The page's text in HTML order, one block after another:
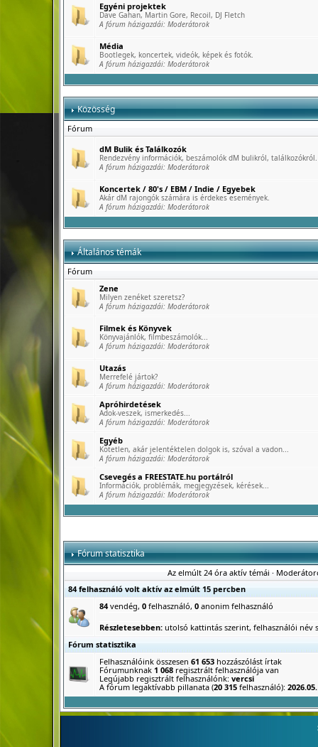
Egyéni projektek
Dave Gahan, Martin Gore, Recoil, DJ Fletch
A fórum házigazdái: Moderátorok
Média
Bootlegek, koncertek, videók, képek és fotók.
A fórum házigazdái: Moderátorok
Közösség
Fórum
dM Bulik és Találkozók
Rendezvény információk, beszámolók dM bulikról, találkozókról.
A fórum házigazdái: Moderátorok
Koncertek / 80's / EBM / Indie / Egyebek
Akár dM rajongók számára is érdekes események.
A fórum házigazdái: Moderátorok
Általános témák
Fórum
Zene
Milyen zenéket szeretsz?
A fórum házigazdái: Moderátorok
Filmek és Könyvek
Könyvajánlók, filmbeszámolók...
A fórum házigazdái: Moderátorok
Utazás
Merrefelé jártok?
A fórum házigazdái: Moderátorok
Apróhirdetések
Adok-veszek, ismerkedés...
A fórum házigazdái: Moderátorok
Egyéb
Kötetlen, akár jelentéktelen dolgok is, szóval a vadon...
A fórum házigazdái: Moderátorok
Csevegés a FREESTATE.hu portálról
Információk, problémák, megjegyzések, kérések...
A fórum házigazdái: Moderátorok
Fórum statisztika
Az elmúlt 24 óra aktív témái ·
84 felhasználó volt aktív az elmúlt 15 percben
84vendég, 0felhasználó, 0anonim felhasználó
Részletesebben: utolsó kattintás szerint, felhasználói név
Fórum statisztika
Felhasználóink összesen 61 653hozzászólást írtak
Fórumunknak 1 068regisztrált felhasználója van
Legújabb regisztrált felhasználónk: vercsi
A fórum legaktívabb pillanata (20 315felhasználó):